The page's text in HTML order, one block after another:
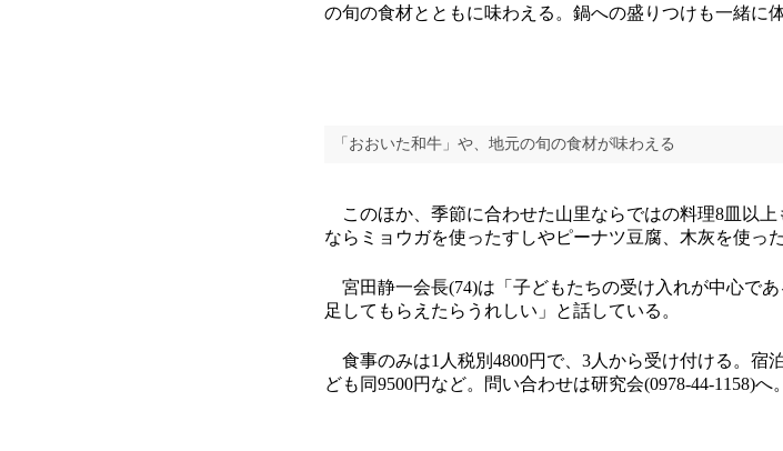
の旬の食材とともに味わえる。鍋への盛りつけも一緒に
「おおいた和牛」や、地元の旬の食材が味わえる
このほか、季節に合わせた山里ならではの料理8皿以
ならミョウガを使ったすしやピーナツ豆腐、木灰を使っ
宮田静一会長(74)は「子どもたちの受け入れが中心で
足してもらえたらうれしい」と話している。
食事のみは1人税別4800円で、3人から受け付ける。宿
ども同9500円など。問い合わせは研究会(0978-44-1158)へ。